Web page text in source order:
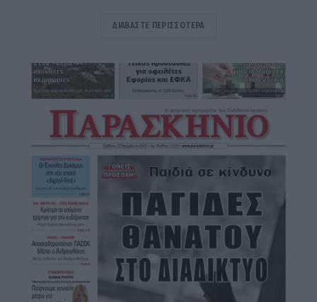
ΔΙΑΒΆΣΤΕ ΠΕΡΙΣΣΌΤΕΡΑ